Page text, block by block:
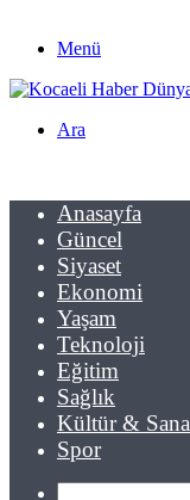
Menü
Ara
Anasayfa
Güncel
Siyaset
Ekonomi
Yaşam
Teknoloji
Eğitim
Sağlık
Kültür &
Spor